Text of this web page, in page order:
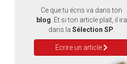
Ce que tu écris va dans ton
blog . Et si ton article plait, il ira
dans la Sélection SP
Ecrire un article